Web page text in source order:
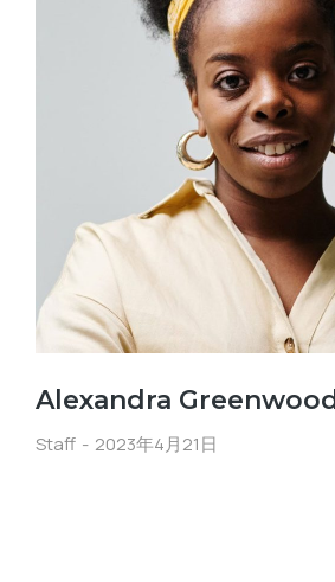
Alexandra Greenwood
Staff 2023年4月21日